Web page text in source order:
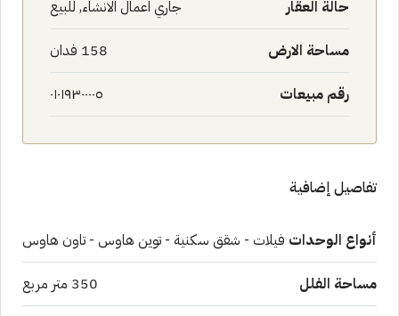
حالة العقار جاري اعمال الانشاء, للبيع
مساحة الارض 158 فدان
رقم مبيعات ٠١٠١٩٣٠٠٠٠٥
تفاصيل إضافية
أنواع الوحدات فيلات - شقق سكنية - توين هاوس - تاون هاوس
مساحة الفلل 350 متر مربع